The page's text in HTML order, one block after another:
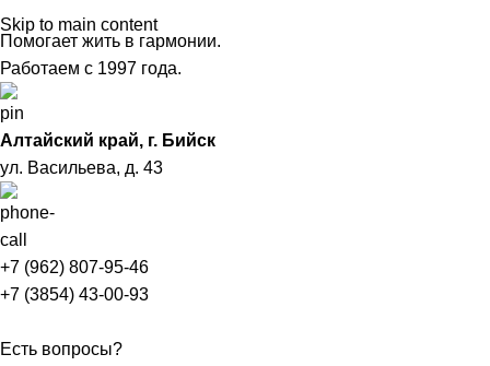
Skip to main content
Помогает жить в гармонии.
Работаем с 1997 года.
Алтайский край, г. Бийск
ул. Васильева, д. 43
+7 (962) 807-95-46
+7 (3854) 43-00-93
Есть вопросы?